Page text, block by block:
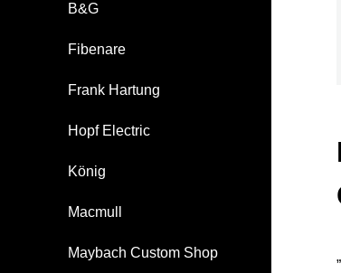
B&G
Fibenare
Frank Hartung
Hopf Electric
König
Macmull
Maybach Custom Shop